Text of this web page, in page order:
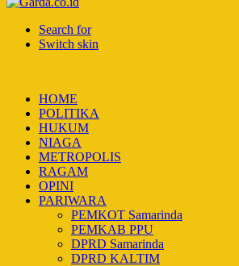
Search for
Switch skin
HOME
POLITIKA
HUKUM
NIAGA
METROPOLIS
RAGAM
OPINI
PARIWARA
PEMKOT Samarinda
PEMKAB PPU
DPRD Samarinda
DPRD KALTIM